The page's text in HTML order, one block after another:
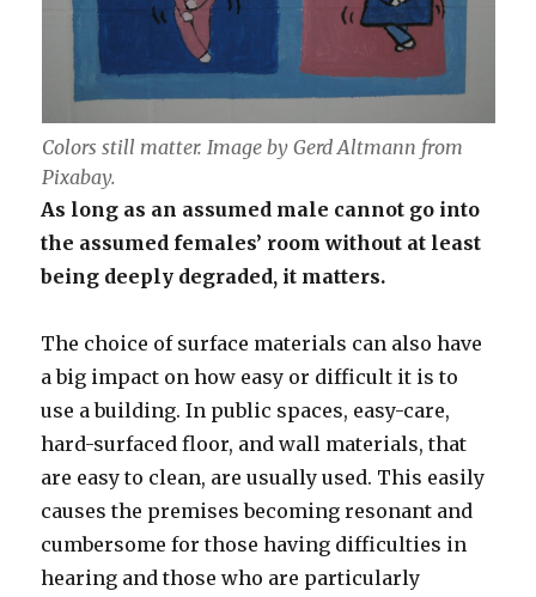
Colors still matter. Image by Gerd Altmann from
Pixabay.
As long as an assumed male cannot go into
the assumed females’ room without at least
being deeply degraded, it matters.
The choice of surface materials can also have
a big impact on how easy or difficult it is to
use a building. In public spaces, easy-care,
hard-surfaced floor, and wall materials, that
are easy to clean, are usually used. This easily
causes the premises becoming resonant and
cumbersome for those having difficulties in
hearing and those who are particularly